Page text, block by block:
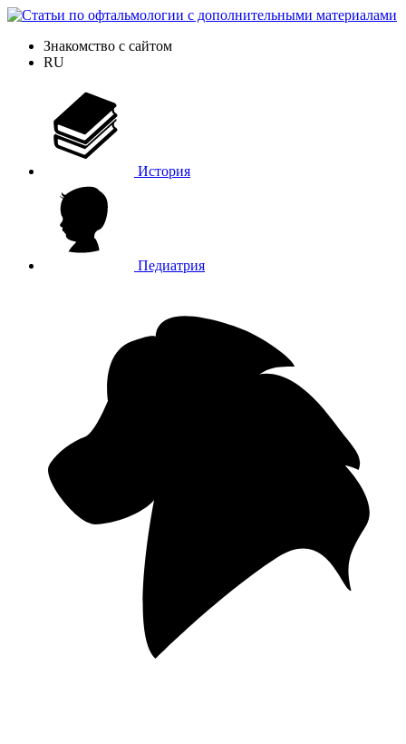
Знакомство с сайтом
RU
История
Педиатрия